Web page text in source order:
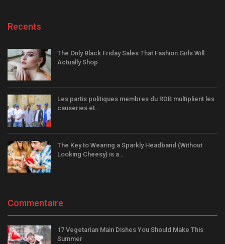
Recents
The Only Black Friday Sales That Fashion Girls Will
Actually Shop
Les partis politiques membres du RDB multiplient les
causeries et…
The Key to Wearing a Sparkly Headband (Without
Looking Cheesy) is a…
Commentaire
17 Vegetarian Main Dishes You Should Make This
Summer